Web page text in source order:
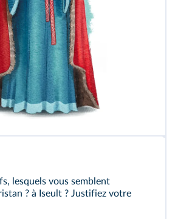
lesquels vous semblent
? à Iseult ? Justifiez votre